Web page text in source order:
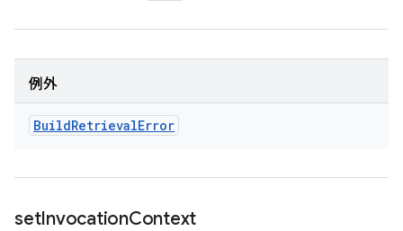
例外
BuildRetrievalError
setInvocationContext